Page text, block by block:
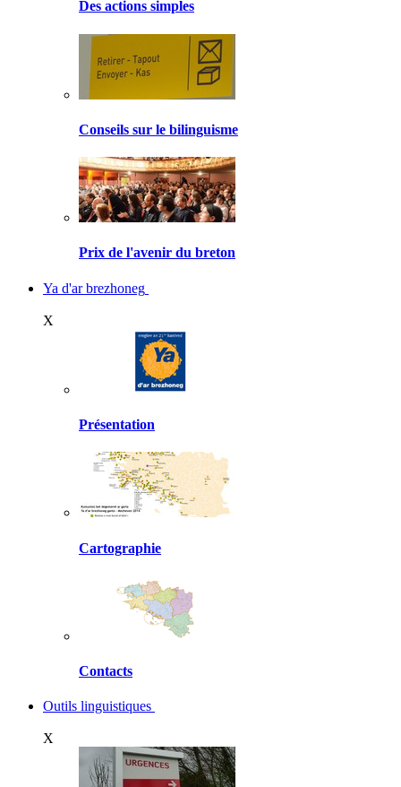
Des actions simples
Conseils sur le bilinguisme
Prix de l'avenir du breton
Ya d'ar brezhoneg
X
Présentation
Cartographie
Contacts
Outils linguistiques
X